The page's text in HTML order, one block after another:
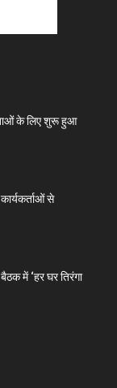
के लिए शुरू हुआ
से
में ‘हर घर तिरंगा